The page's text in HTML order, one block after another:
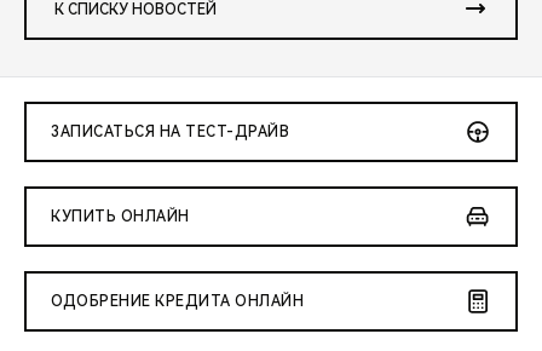
К СПИСКУ НОВОСТЕЙ
ЗАПИСАТЬСЯ НА ТЕСТ-ДРАЙВ
КУПИТЬ ОНЛАЙН
ОДОБРЕНИЕ КРЕДИТА ОНЛАЙН